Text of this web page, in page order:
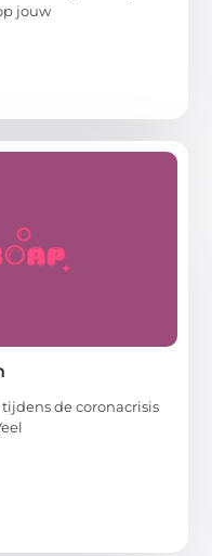
jouw
de coronacrisis